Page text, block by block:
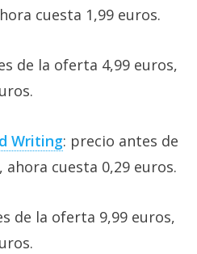
cuesta 1,99 euros.
de la oferta 4,99 euros,
Writing: precio antes de
cuesta 0,29 euros.
de la oferta 9,99 euros,